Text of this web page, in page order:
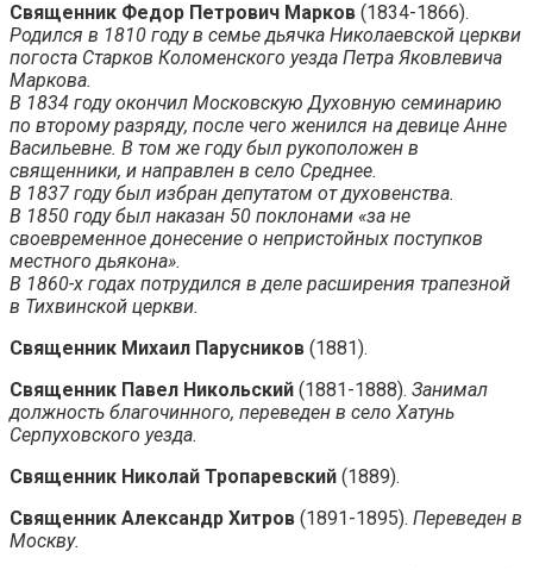
Священник Федор Петрович Марков (1834-1866).
Родился в 1810 году в семье дьячка Николаевской церкви
погоста Старков Коломенского уезда Петра Яковлевича
Маркова.
В 1834 году окончил Московскую Духовную семинарию
по второму разряду, после чего женился на девице Анне
Васильевне. В том же году был рукоположен в
священники, и направлен в село Среднее.
В 1837 году был избран депутатом от духовенства.
В 1850 году был наказан 50 поклонами «за не
своевременное донесение о непристойных поступков
местного дьякона».
В 1860-х годах потрудился в деле расширения трапезной
в Тихвинской церкви.
Священник Михаил Парусников (1881).
Священник Павел Никольский (1881-1888). Занимал
должность благочинного, переведен в село Хатунь
Серпуховского уезда.
Священник Николай Тропаревский (1889).
Священник Александр Хитров (1891-1895). Переведен в
Москву.